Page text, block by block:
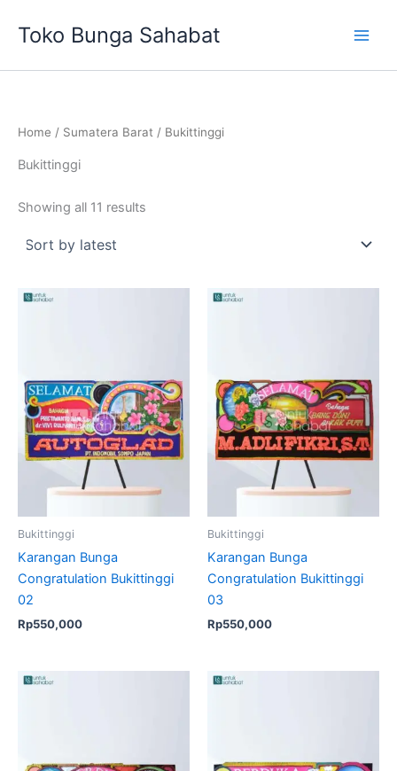
Toko Bunga Sahabat
Home / Sumatera Barat / Bukittinggi
Bukittinggi
Showing all 11 results
latest
Bukittinggi
Karangan Bunga
Congratulation Bukittinggi
02
Rp550,000
Bukittinggi
Karangan Bunga
Congratulation Bukittinggi
03
Rp550,000